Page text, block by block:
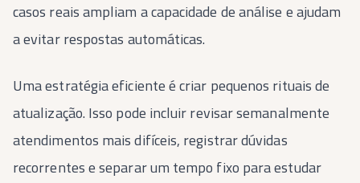
casos reais ampliam a capacidade de análise e ajudam
a evitar respostas automáticas.
Uma estratégia eficiente é criar pequenos rituais de
atualização. Isso pode incluir revisar semanalmente
atendimentos mais difíceis, registrar dúvidas
recorrentes e separar um tempo fixo para estudar